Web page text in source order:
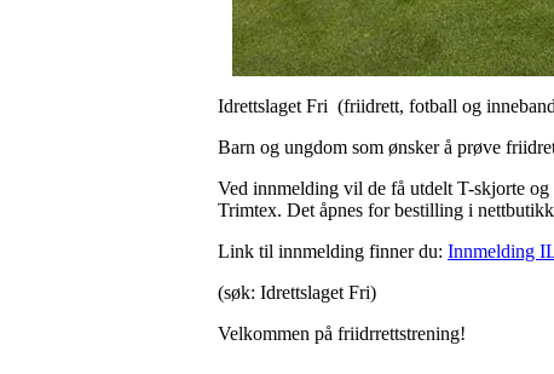
Idrettslaget Fri (friidrett, fotball og
Barn og ungdom som ønsker å prøve
Ved innmelding vil de få utdelt T-skjorte og
Trimtex. Det åpnes for bestilling i
Link til innmelding finner du: Innmelding
(søk: Idrettslaget Fri)
Velkommen på friidrrettstrening!